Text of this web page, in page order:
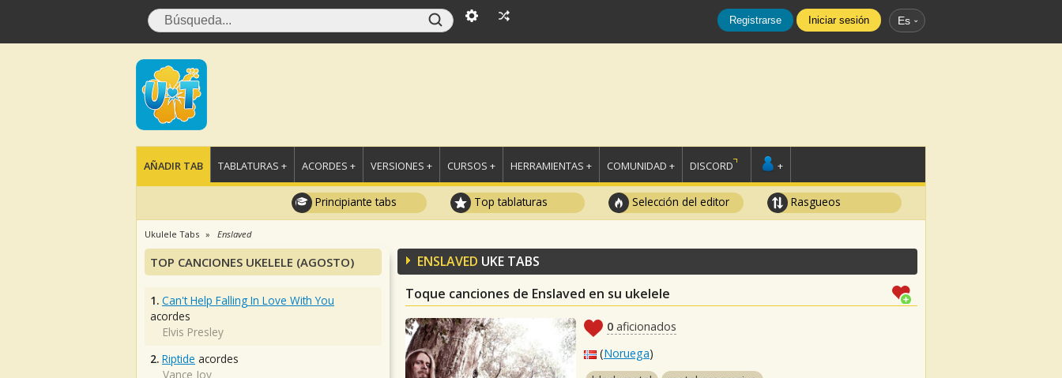
Registrarse Iniciar sesión Es
AÑADIR TAB TABLATURAS + ACORDES + VERSIONES + CURSOS + HERRAMIENTAS + COMUNIDAD + DISCORD +
Principiante tabs Top tablaturas Selección del editor Rasgueos
Ukulele Tabs Enslaved
ENSLAVED UKE TABS
Toque canciones de Enslaved en su ukelele
0 aficionados
(Noruega)
TOP CANCIONES UKELELE (AGOSTO)
1. Can't Help Falling In Love With You
acordes
Elvis Presley
2. Riptide acordes
Vance Joy